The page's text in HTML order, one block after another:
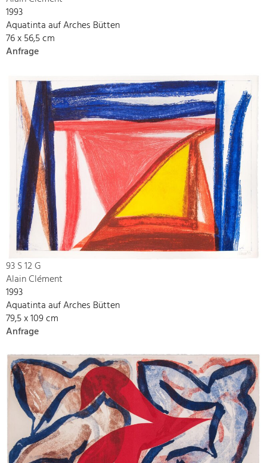
1993
Aquatinta auf Arches Bütten
76 x 56,5 cm
Anfrage
93 S 12 G
Alain Clément
1993
Aquatinta auf Arches Bütten
79,5 x 109 cm
Anfrage